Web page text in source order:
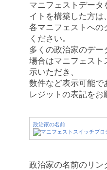
マニフェストデータ
イトを構築した方は、
各マニフェストへの
ください。
多くの政治家のデー
場合はマニフェスト
示いただき、
数件など表示可能で
レジットの表記をお
政治家の名前
政治家の名前のリン